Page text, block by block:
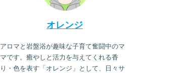
オレンジ
アロマと岩盤浴が趣味な子育て奮闘中のマ
マです。癒やしと活力を与えてくれる香
り・色を表す「オレンジ」として、日々サ